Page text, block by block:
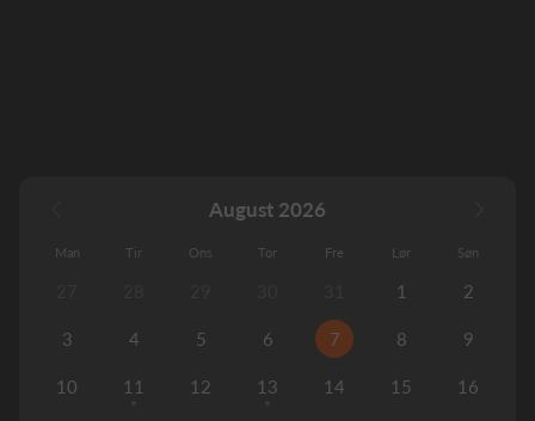
August 2026
Man Tir Ons Tor Fre Lør Søn
1 2
3 4 5 6 7 8 9
10 11 12 13 14 15 16